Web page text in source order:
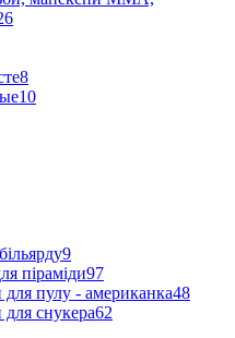
8
10
9
піраміди97
для пулу - американка48
для снукера62